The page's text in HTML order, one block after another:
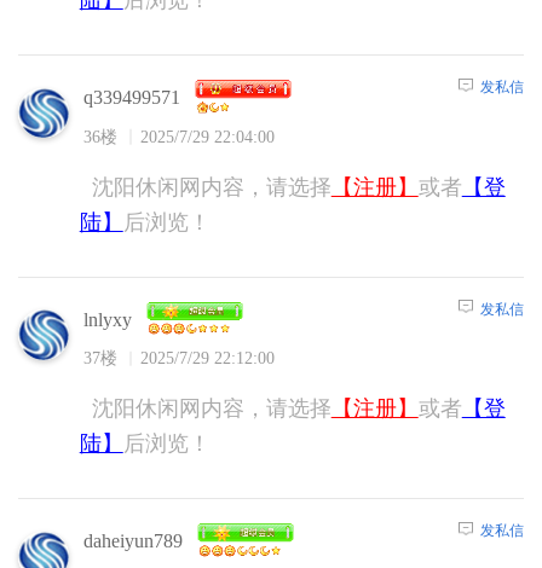
q339499571
36楼 2025/7/29 22:04:00
发私信
沈阳休闲网内容，请选择 【注册】 或者 【登
陆】
后浏览！
lnlyxy
37楼 2025/7/29 22:12:00
发私信
沈阳休闲网内容，请选择 【注册】 或者 【登
陆】
后浏览！
daheiyun789 发私信